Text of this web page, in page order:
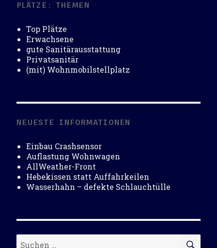
PLÄTZE: THEMEN
Top Plätze
Erwachsene
gute Sanitärausstattung
Privatsanitär
(mit) Wohnmobilstellplatz
NEUESTE INFORMATIONEN
Einbau Crashsensor
Auflastung Wohnwagen
AllWeather-Front
Hebekissen statt Auffahrkeilen
Wasserhahn – defekte Schlauchtülle
Suchen